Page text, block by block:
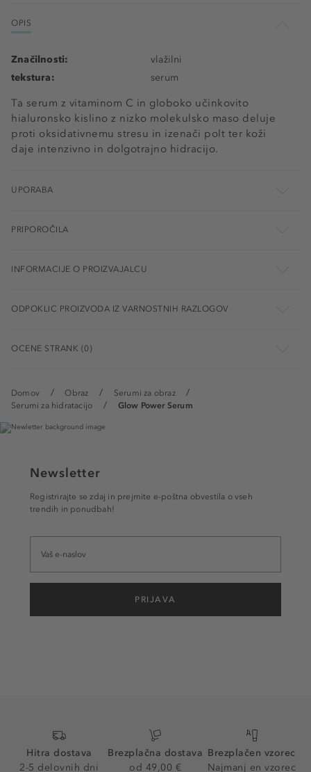
Domov Obraz
Serumi za obraz
Serumi za hidratacijo
Glow Power Serum
OPIS
Ta serum z vitaminom C in globoko učinkovito
hialuronsko kislino z nizko molekulsko maso deluje
proti oksidativnemu stresu in izenači polt ter koži
daje intenzivno in dolgotrajno hidracijo.
Značilnosti:
vlažilni
tekstura:
serum
UPORABA
PRIPOROČILA
INFORMACIJE O PROIZVAJALCU
ODPOKLIC PROIZVODA IZ VARNOSTNIH RAZLOGOV
OCENE STRANK (0)
Newsletter
Registrirajte se zdaj in prejmite e-poštna obvestila o vseh
trendih in ponudbah!
PRIJAVA
Hitra dostava
2-5 delovnih dni
Brezplačna dostava
od 49,00 €
Brezplačen vzorec
Najmanj en vzorec